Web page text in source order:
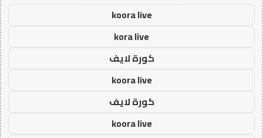
koora live
kora live
كورة لايف
koora live
كورة لايف
koora live